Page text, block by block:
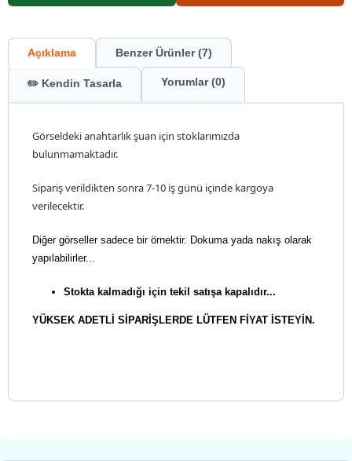
Açıklama Benzer Ürünler (7)
✏️ Kendin Tasarla Yorumlar (0)
Görseldeki anahtarlık şuan için stoklarımızda
bulunmamaktadır.
Sipariş verildikten sonra 7-10 iş günü içinde kargoya
verilecektir.
Diğer görseller sadece bir örnektir. Dokuma yada nakış olarak
yapılabilirler...
Stokta kalmadığı için tekil satışa kapalıdır...
YÜKSEK ADETLİ SİPARİŞLERDE LÜTFEN FİYAT İSTEYİN.